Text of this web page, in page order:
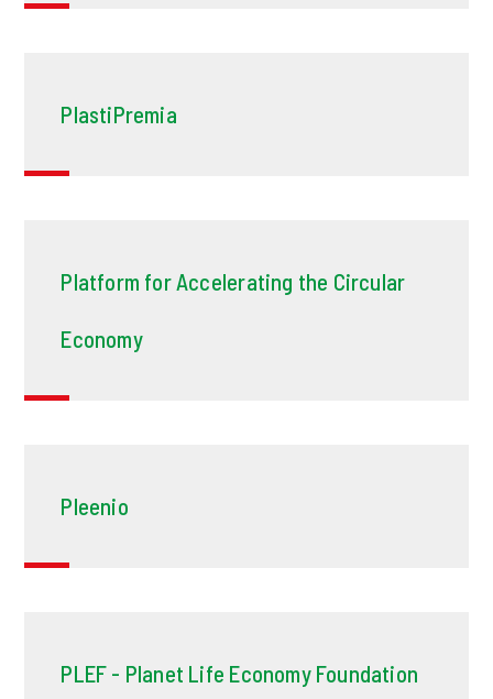
PlastiPremia
Platform for Accelerating the Circular
Economy
Pleenio
PLEF - Planet Life Economy Foundation